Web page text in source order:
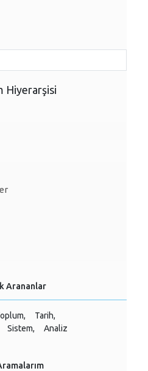
Hiyerarşisi
Arananlar
Tarih,
Sistem, Analiz